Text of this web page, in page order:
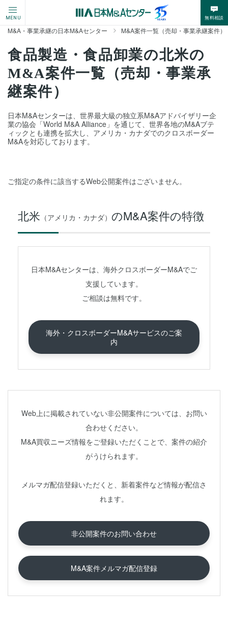
MENU 無料相談
M&A・事業承継の日本M&Aセンター M&A案件一覧（売却・事業承継案件）
食品製造・食品卸業の北米の
M&A案件一覧（売却・事業承
継案件）
日本M&Aセンターは、世界最大級の独立系M&Aアドバイザリー企
業の協会「World M&A Alliance」を通じて、世界各地のM&Aブテ
ィックとも連携を拡大し、アメリカ・カナダでのクロスボーダー
M&Aを対応しております。
ご指定の条件に該当するWeb公開案件はございません。
北米 （アメリカ・カナダ） のM&A案件の特徴
日本M&Aセンターは、海外クロスボーダーM&Aでご
支援しています。
ご相談は無料です。
海外・クロスボーダーM&Aサービスのご案
内
Web上に掲載されていない非公開案件については、お問い
合わせください。
M&A買収ニーズ情報をご登録いただくことで、案件の紹介
がうけられます。
メルマガ配信登録いただくと、新着案件など情報が配信さ
れます。
非公開案件のお問い合わせ
M&A案件メルマガ配信登録